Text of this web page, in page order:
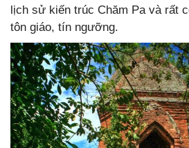
lịch sử kiến trúc Chăm Pa và rất
tôn giáo, tín ngưỡng.